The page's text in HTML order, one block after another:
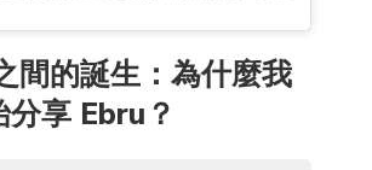
間的誕生：為什麼我
享 Ebru？